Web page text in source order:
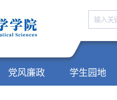
党风廉政 学生园地